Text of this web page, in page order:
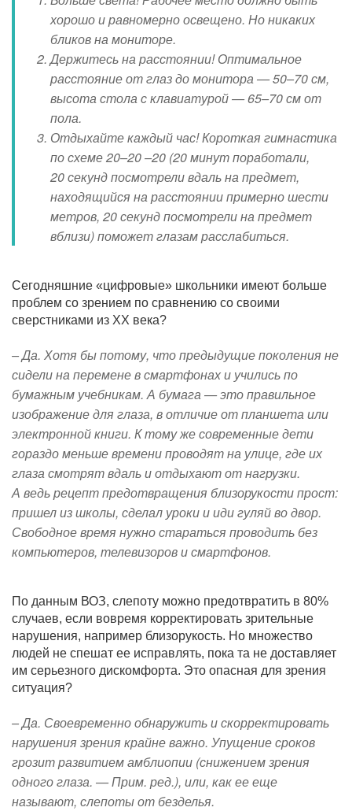
хорошо и равномерно освещено. Но никаких
бликов на мониторе.
Держитесь на расстоянии! Оптимальное
расстояние от глаз до монитора — 50–70 см,
высота стола с клавиатурой — 65–70 см от
пола.
Отдыхайте каждый час! Короткая гимнастика
по схеме 20–20 –20 (20 минут поработали,
20 секунд посмотрели вдаль на предмет,
находящийся на расстоянии примерно шести
метров, 20 секунд посмотрели на предмет
вблизи) поможет глазам расслабиться.
Сегодняшние «цифровые» школьники имеют больше
проблем со зрением по сравнению со своими
сверстниками из XX века?
– Да. Хотя бы потому, что предыдущие поколения не
сидели на перемене в смартфонах и учились по
бумажным учебникам. А бумага — это правильное
изображение для глаза, в отличие от планшета или
электронной книги. К тому же современные дети
гораздо меньше времени проводят на улице, где их
глаза смотрят вдаль и отдыхают от нагрузки.
А ведь рецепт предотвращения близорукости прост:
пришел из школы, сделал уроки и иди гуляй во двор.
Свободное время нужно стараться проводить без
компьютеров, телевизоров и смартфонов.
По данным ВОЗ, слепоту можно предотвратить в 80%
случаев, если вовремя корректировать зрительные
нарушения, например близорукость. Но множество
людей не спешат ее исправлять, пока та не доставляет
им серьезного дискомфорта. Это опасная для зрения
ситуация?
– Да. Своевременно обнаружить и скорректировать
нарушения зрения крайне важно. Упущение сроков
грозит развитием амблиопии (снижением зрения
одного глаза. — Прим. ред.), или, как ее еще
называют, слепоты от безделья.